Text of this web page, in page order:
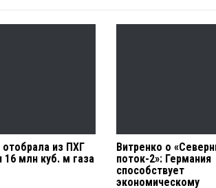
отобрала из ПХГ
16 млн куб. м газа
Витренко о
поток-2»: Германия
способствует
экономическому